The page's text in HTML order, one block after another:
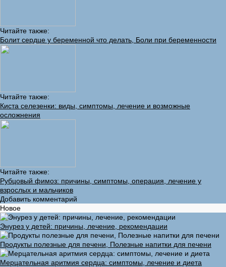
Читайте также:
Болит сердце у беременной что делать, Боли при беременности
Читайте также:
Киста селезенки: виды, симптомы, лечение и возможные
осложнения
Читайте также:
Рубцовый фимоз: причины, симптомы, операция, лечение у
взрослых и мальчиков
Добавить комментарий
Новое
Энурез у детей: причины, лечение, рекомендации
Продукты полезные для печени, Полезные напитки для печени
Мерцательная аритмия сердца: симптомы, лечение и диета